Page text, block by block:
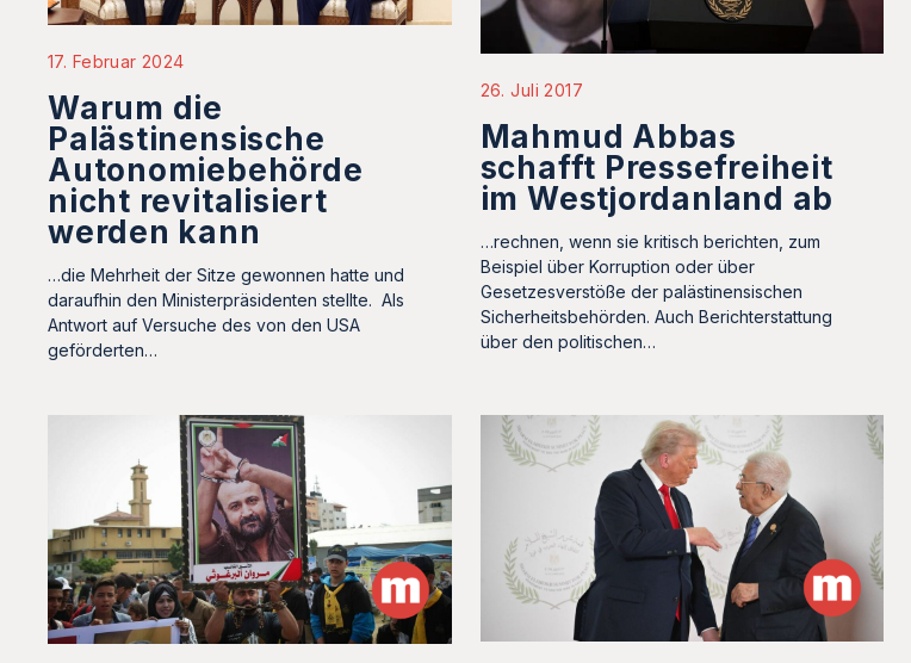
17. Februar 2024
Warum die
Palästinensische
Autonomiebehörde
nicht revitalisiert
werden kann
…die Mehrheit der Sitze gewonnen hatte und
daraufhin den Ministerpräsidenten stellte. Als
Antwort auf Versuche des von den USA
geförderten…
26. Juli 2017
Mahmud Abbas
schafft Pressefreiheit
im Westjordanland ab
…rechnen, wenn sie kritisch berichten, zum
Beispiel über Korruption oder über
Gesetzesverstöße der palästinensischen
Sicherheitsbehörden. Auch Berichterstattung
über den politischen…